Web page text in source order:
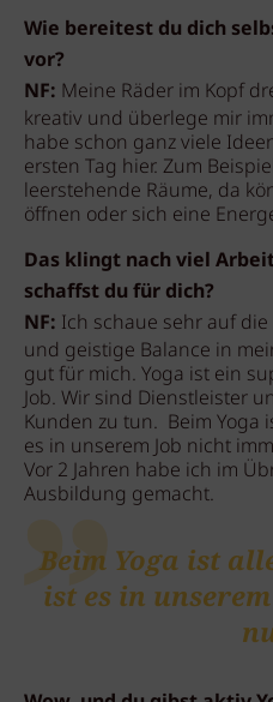
Wie bereitest du dich
vor?
NF: Meine Räder im Kopf
kreativ und überlege mir
habe schon ganz viele
ersten Tag hier. Zum
leerstehende Räume, da
öffnen oder sich eine
Das klingt nach viel
schaffst du für dich?
NF: Ich schaue sehr auf
und geistige Balance in
gut für mich. Yoga ist ein
Job. Wir sind Dienstleister
Kunden zu tun. Beim Yoga
es in unserem Job nicht
Vor 2 Jahren habe ich im
Ausbildung gemacht.
Beim Yoga ist
ist es in